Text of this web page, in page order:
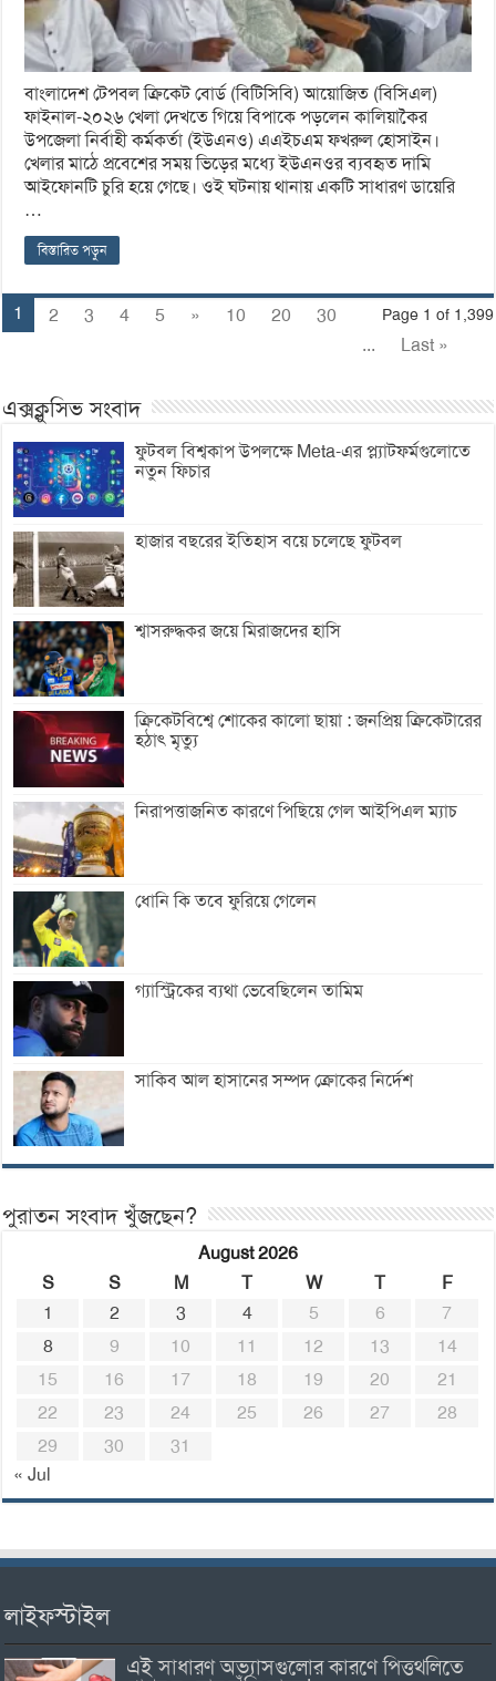
বাংলাদেশ টেপবল ক্রিকেট বোর্ড (বিটিসিবি) আয়োজিত (বিসিএল)
ফাইনাল-২০২৬ খেলা দেখতে গিয়ে বিপাকে পড়লেন কালিয়াকৈর
উপজেলা নির্বাহী কর্মকর্তা (ইউএনও) এএইচএম ফখরুল হোসাইন।
খেলার মাঠে প্রবেশের সময় ভিড়ের মধ্যে ইউএনওর ব্যবহৃত দামি
আইফোনটি চুরি হয়ে গেছে। ওই ঘটনায় থানায় একটি সাধারণ ডায়েরি
…
বিস্তারিত পড়ুন
Page 1 of 1,399
1 2 3 4 5 » 10 20
30
...
Last »
এক্সক্লুসিভ সংবাদ
ফুটবল বিশ্বকাপ উপলক্ষে Meta-এর প্ল্যাটফর্মগুলোতে
নতুন ফিচার
হাজার বছরের ইতিহাস বয়ে চলেছে ফুটবল
শ্বাসরুদ্ধকর জয়ে মিরাজদের হাসি
ক্রিকেটবিশ্বে শোকের কালো ছায়া : জনপ্রিয় ক্রিকেটারের
হঠাৎ মৃত্যু
নিরাপত্তাজনিত কারণে পিছিয়ে গেল আইপিএল ম্যাচ
ধোনি কি তবে ফুরিয়ে গেলেন
গ্যাস্ট্রিকের ব্যথা ভেবেছিলেন তামিম
সাকিব আল হাসানের সম্পদ ক্রোকের নির্দেশ
পুরাতন সংবাদ খুঁজছেন?
August 2026
S
S M T W T
F
1
2 3 4 5 6
7
8
9 10 11 12 13
14
15
16 17 18 19 20
21
22
23 24 25 26 27
28
29
30
31
« Jul
লাইফস্টাইল
এই সাধারণ অভ্যাসগুলোর কারণে পিত্তথলিতে